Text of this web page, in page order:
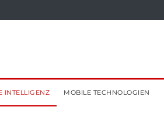
INTELLIGENZ MOBILE TECHNOLOGIEN